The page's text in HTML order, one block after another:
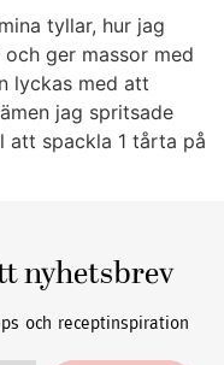
tyllar, hur jag
ger massor med
lyckas med att
jag spritsade
att spackla 1 tårta på
nyhetsbrev
och receptinspiration